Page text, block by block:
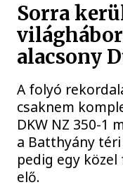
Sorra
alacsony
A folyó
csaknem
DKW NZ 350-1
a Batthyány
pedig egy
elő.